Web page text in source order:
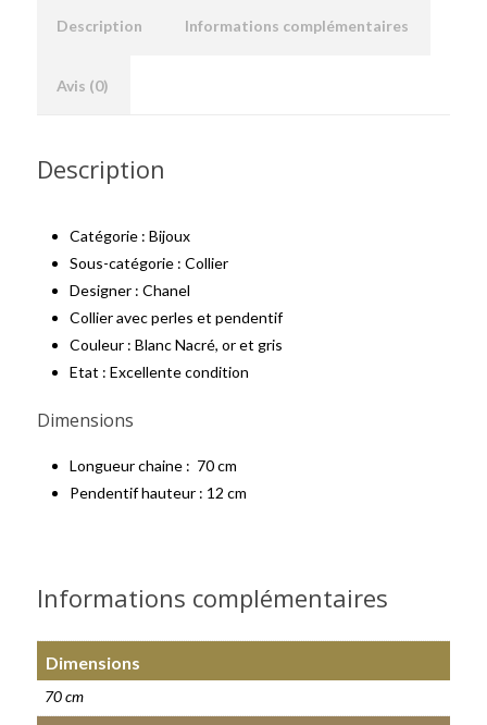
Description Informations complémentaires
Avis (0)
Description
Catégorie : Bijoux
Sous-catégorie : Collier
Designer : Chanel
Collier avec perles et pendentif
Couleur : Blanc Nacré, or et gris
Etat : Excellente condition
Dimensions
Longueur chaine : 70 cm
Pendentif hauteur : 12 cm
Informations complémentaires
Dimensions
70 cm